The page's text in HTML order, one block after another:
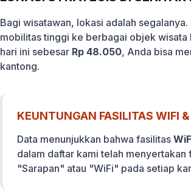
Bagi wisatawan, lokasi adalah
mobilitas tinggi ke berbagai objek wisata
hari ini sebesar Rp 48.050, Anda bisa
kantong.
KEUNTUNGAN FASILITAS WIFI
Data menunjukkan bahwa fasilitas
dalam daftar kami telah
"Sarapan" atau "WiFi" pada setiap